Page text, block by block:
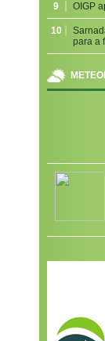
9 OIGP
10
para a